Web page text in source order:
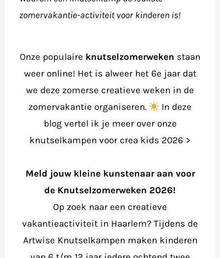
zomervakantie-activiteit voor kinderen is!
Onze populaire knutselzomerweken staan
weer online! Het is alweer het 6e jaar dat
we deze zomerse creatieve weken in de
zomervakantie organiseren.
In deze
blog vertel ik je meer over onze
knutselkampen voor crea kids 2026 >
Meld jouw kleine kunstenaar aan voor
de Knutselzomerweken 2026!
Op zoek naar een creatieve
vakantieactiviteit in Haarlem? Tijdens de
Artwise Knutselkampen maken kinderen